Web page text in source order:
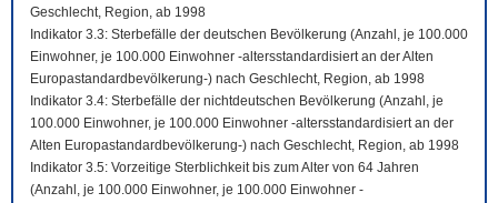
Geschlecht, Region, ab 1998
Indikator 3.3: Sterbefälle der deutschen Bevölkerung (Anzahl, je 100.000
Einwohner, je 100.000 Einwohner -altersstandardisiert an der Alten
Europastandardbevölkerung-) nach Geschlecht, Region, ab 1998
Indikator 3.4: Sterbefälle der nichtdeutschen Bevölkerung (Anzahl, je
100.000 Einwohner, je 100.000 Einwohner -altersstandardisiert an der
Alten Europastandardbevölkerung-) nach Geschlecht, Region, ab 1998
Indikator 3.5: Vorzeitige Sterblichkeit bis zum Alter von 64 Jahren
(Anzahl, je 100.000 Einwohner, je 100.000 Einwohner -